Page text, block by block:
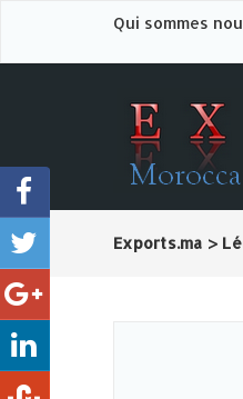
Qui sommes
Exports.ma >